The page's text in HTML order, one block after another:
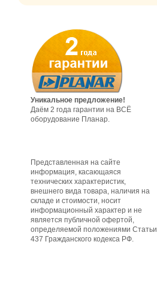
Уникальное предложение!
Даём 2 года гарантии на ВСЁ
оборудование Планар.
Представленная на сайте
информация, касающаяся
технических характеристик,
внешнего вида товара, наличия на
складе и стоимости, носит
информационный характер и не
является публичной офертой,
определяемой положениями Статьи
437 Гражданского кодекса РФ.